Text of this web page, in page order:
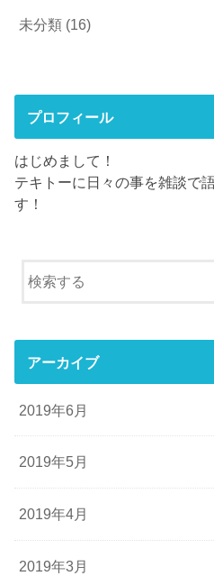
未分類 (16)
プロフィール
はじめまして！
テキトーに日々の事を雑談で
す！
アーカイブ
2019年6月
2019年5月
2019年4月
2019年3月